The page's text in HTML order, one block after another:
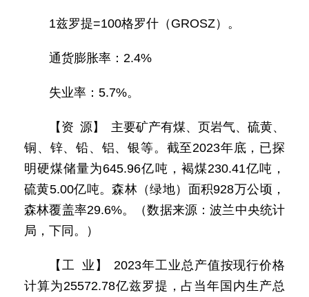
1兹罗提=100格罗什（GROSZ）。
通货膨胀率：2.4%
失业率：5.7%。
【资 源】 主要矿产有煤、页岩气、硫黄、
铜、锌、铅、铝、银等。截至2023年底，已探
明硬煤储量为645.96亿吨，褐煤230.41亿吨，
硫黄5.00亿吨。森林（绿地）面积928万公顷，
森林覆盖率29.6%。（数据来源：波兰中央统计
局，下同。）
【工 业】 2023年工业总产值按现行价格
计算为25572.78亿兹罗提，占当年国内生产总